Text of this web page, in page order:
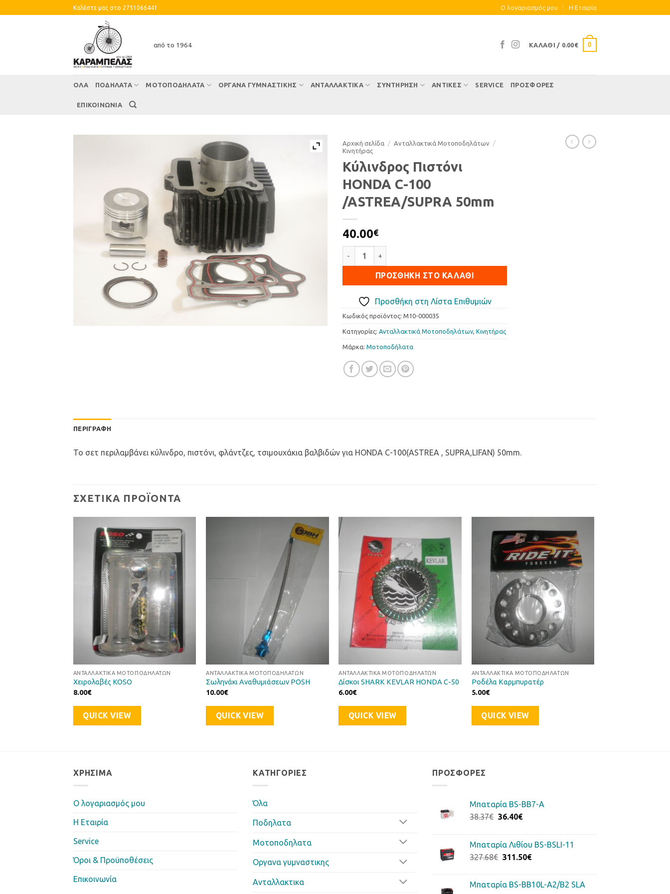
to
Καλέστε μας στο 2751066441 Ο λογαριασμός μου Η Eταιρία
από το 1964 ΚΑΛΆΘΙ / 0.00€ 0
ΌΛΑ ΠΟΔΗΛΑΤΑ ΜΟΤΟΠΟΔΗΛΑΤΑ ΟΡΓΑΝΑ ΓΥΜΝΑΣΤΙΚΗΣ ΑΝΤΑΛΛΑΚΤΙΚΑ ΣΥΝΤΉΡΗΣΗ ΑΝΤΊΚΕΣ SERVICE ΠΡΟΣΦΟΡΕΣ
ΕΠΙΚΟΙΝΩΝΙΑ
Αρχική σελίδα / Ανταλλακτικά Μοτοποδηλάτων
/
Κινητήρας
Κύλινδρος Πιστόνι
HONDA C-100
/ASTREA/SUPRA 50mm
40.00€
ΠΡΟΣΘΉΚΗ ΣΤΟ ΚΑΛΆΘΙ
Προσθήκη στη Λίστα Επιθυμιών
Κωδικός προϊόντος: M10-000035
Κατηγορίες: Ανταλλακτικά Μοτοποδηλάτων, Κινητήρας
Μάρκα: Μοτοποδήλατα
ΠΕΡΙΓΡΑΦΉ
Το σετ περιλαμβάνει κύλινδρο, πιστόνι, φλάντζες, τσιμουχάκια βαλβιδών για HONDA C-100(ASTREA , SUPRA,LIFAN) 50mm.
ΣΧΕΤΙΚΆ ΠΡΟΪΌΝΤΑ
Προσθήκη
στη Λίστα
Επιθυμιών
ΑΝΤΑΛΛΑΚΤΙΚΆ ΜΟΤΟΠΟΔΗΛΆΤΩΝ
Χειρολαβές KOSO
8.00€
QUICK VIEW
Προσθήκη
ΑΝΤΑΛΛΑΚΤΙΚΆ ΜΟΤΟΠΟΔΗΛΆΤΩΝ
Σωληνάκι Αναθυμιάσεων POSH
10.00€
QUICK VIEW
Προσθήκη
στη Λίστα
Επιθυμιών
ΑΝΤΑΛΛΑΚΤΙΚΆ ΜΟΤΟΠΟΔΗΛΆΤΩΝ
Δίσκοι SHARK KEVLAR HONDA C-50
6.00€
QUICK VIEW
Προσθήκη
στη Λίστα
Επιθυμιών
ΑΝΤΑΛΛΑΚΤΙΚΆ ΜΟΤΟΠΟΔΗΛΆΤΩΝ
Ροδέλα Καρμπυρατέρ
5.00€
QUICK VIEW
ΧΡΉΣΙΜΑ
Ο λογαριασμός μου
Η Eταιρία
Service
Όροι & Προϋποθέσεις
Επικοινωνία
ΚΑΤΗΓΟΡΊΕΣ
Όλα
Ποδηλατα
Μοτοποδηλατα
Οργανα γυμναστικης
Ανταλλακτικα
ΠΡΟΣΦΟΡΈΣ
Μπαταρία BS-BB7-A
38.37€ Original
38.37€.
36.40€Η
είναι:
36.40€.
Μπαταρία Λιθίου BS-BSLI-11
327.68€ Original
327.68€.
311.50€Η
είναι:
Μπαταρία BS-BB10L-A2/B2 SLA